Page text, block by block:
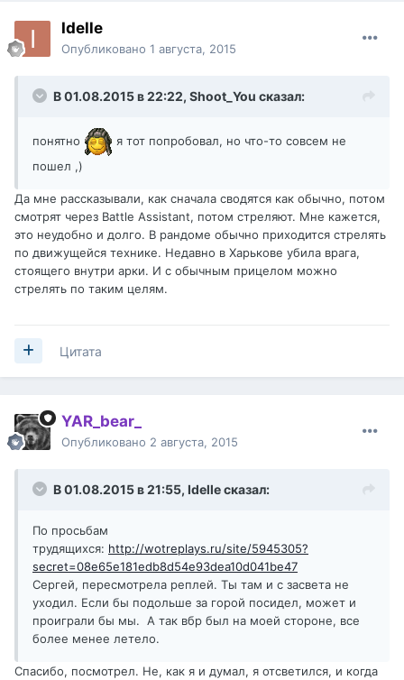
Idelle
Опубликовано 1 августа, 2015
В 01.08.2015 в 22:22, Shoot_You сказал:
понятно
я тот попробовал, но что-то совсем не
пошел ,)
Да мне рассказывали, как сначала сводятся как обычно, потом
смотрят через Battle Assistant, потом стреляют. Мне кажется,
это неудобно и долго. В рандоме обычно приходится стрелять
по движущейся технике. Недавно в Харькове убила врага,
стоящего внутри арки. И с обычным прицелом можно
стрелять по таким целям.
Цитата
YAR_bear_
Опубликовано 2 августа, 2015
В 01.08.2015 в 21:55, Idelleсказал:
По просьбам
трудящихся: http://wotreplays.ru/site/5945305?
secret=08e65e181edb8d54e93dea10d041be47
Сергей, пересмотрела реплей. Ты там и с засвета не
уходил. Если бы подольше за горой посидел, может и
проиграли бы мы. А так вбр был на моей стороне, все
более менее летело.
Спасибо, посмотрел. Не, как я и думал, я отсветился, и когда